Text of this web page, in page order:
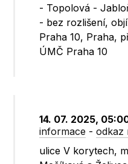
- Topolová -
- bez rozlišení,
Praha 10, Praha,
ÚMČ Praha 10
14. 07. 2025,
informace -odkaz
ulice V korytech,